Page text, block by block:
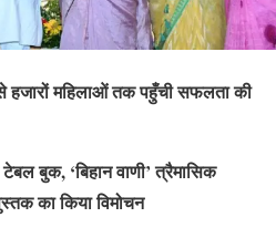
हजारों महिलाओं तक पहुँची सफलता की
बुक, ‘बिहान वाणी’ त्रैमासिक
का किया विमोचन